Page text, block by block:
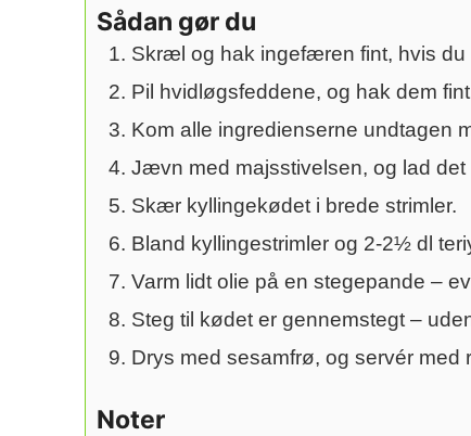
Sådan gør du
Skræl og hak ingefæren fint, hvis
Pil hvidløgsfeddene, og hak dem
Kom alle ingredienserne undtagen
Jævn med majsstivelsen, og lad det
Skær kyllingekødet i brede strimler.
Bland kyllingestrimler og 2-2½ dl
Varm lidt olie på en stegepande –
Steg til kødet er gennemstegt –
Drys med sesamfrø, og servér med
Noter